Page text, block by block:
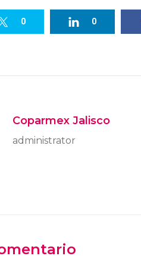
0 0
Coparmex Jalisco
administrator